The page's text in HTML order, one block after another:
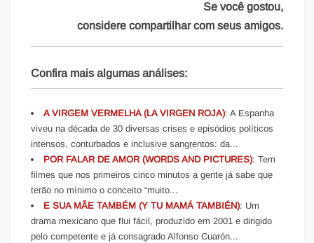
Se você gostou,
considere compartilhar com seus amigos.
Confira mais algumas análises:
A VIRGEM VERMELHA (LA VIRGEN ROJA): A Espanha
viveu na década de 30 diversas crises e episódios políticos
intensos, conturbados e inclusive sangrentos: da...
POR FALAR DE AMOR (WORDS AND PICTURES): Tem
filmes que nos primeiros cinco minutos a gente já sabe que
terão no mínimo o conceito “muito...
E SUA MÃE TAMBÉM (Y TU MAMÁ TAMBIÉN): Um
drama mexicano que flui fácil, produzido em 2001 e dirigido
pelo competente e já consagrado Alfonso Cuarón...